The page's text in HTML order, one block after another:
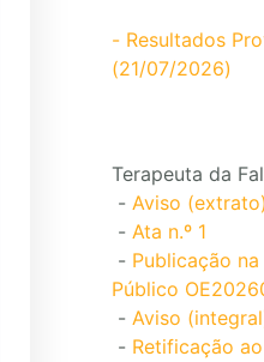
- Resultados
(21/07/2026)
Terapeuta da
- Aviso
- Ata n.º 1
- Publicação
Público
- Aviso
- Retificação